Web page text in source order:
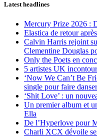
Latest headlines
Mercury Prize 2026 :
Elastica de retour
Calvin Harris rejoint
Clementine Douglas
Only the Poets en
5 artistes UK
‘Now We Can’t Be
single pour faire
‘Shit Love’ : un
Un premier album et
Ella
De l’Hyperlove pour
Charli XCX dévoile